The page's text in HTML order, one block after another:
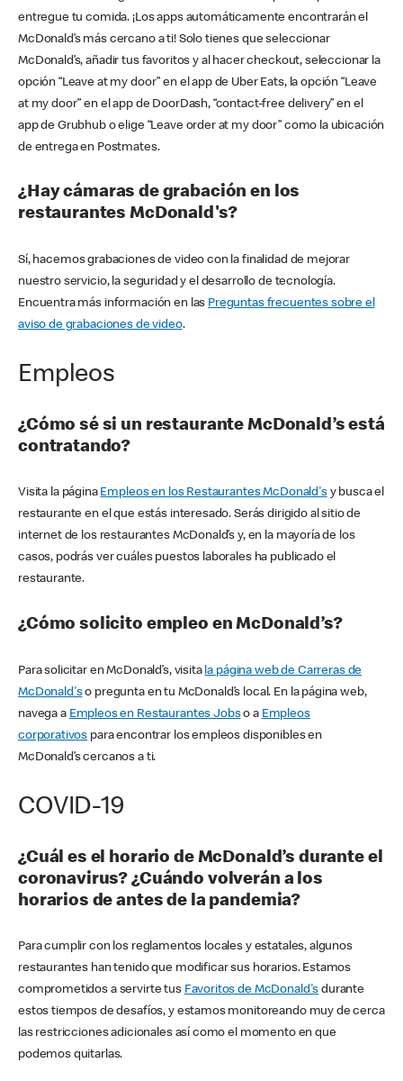
entregue tu comida. ¡Los apps automáticamente encontrarán el
McDonald’s más cercano a ti! Solo tienes que seleccionar
McDonald’s, añadir tus favoritos y al hacer checkout, seleccionar la
opción “Leave at my door” en el app de Uber Eats, la opción “Leave
at my door” en el app de DoorDash, “contact-free delivery” en el
app de Grubhub o elige “Leave order at my door” como la ubicación
de entrega en Postmates.
¿Hay cámaras de grabación en los
restaurantes McDonald's?
Sí, hacemos grabaciones de video con la finalidad de mejorar
nuestro servicio, la seguridad y el desarrollo de tecnología.
Encuentra más información en las Preguntas frecuentes sobre el
aviso de grabaciones de video.
Empleos
¿Cómo sé si un restaurante McDonald’s está
contratando?
Visita la página Empleos en los Restaurantes McDonald'sy busca el
restaurante en el que estás interesado. Serás dirigido al sitio de
internet de los restaurantes McDonald’s y, en la mayoría de los
casos, podrás ver cuáles puestos laborales ha publicado el
restaurante.
¿Cómo solicito empleo en McDonald’s?
Para solicitar en McDonald’s, visita la página web de Carreras de
McDonald'so pregunta en tu McDonald’s local. En la página web,
navega a Empleos en Restaurantes Jobso a Empleos
corporativos para encontrar los empleos disponibles en
McDonald’s cercanos a ti.
COVID-19
¿Cuál es el horario de McDonald’s durante el
coronavirus? ¿Cuándo volverán a los
horarios de antes de la pandemia?
Para cumplir con los reglamentos locales y estatales, algunos
restaurantes han tenido que modificar sus horarios. Estamos
comprometidos a servirte tus Favoritos de McDonald's durante
estos tiempos de desafíos, y estamos monitoreando muy de cerca
las restricciones adicionales así como el momento en que
podemos quitarlas.